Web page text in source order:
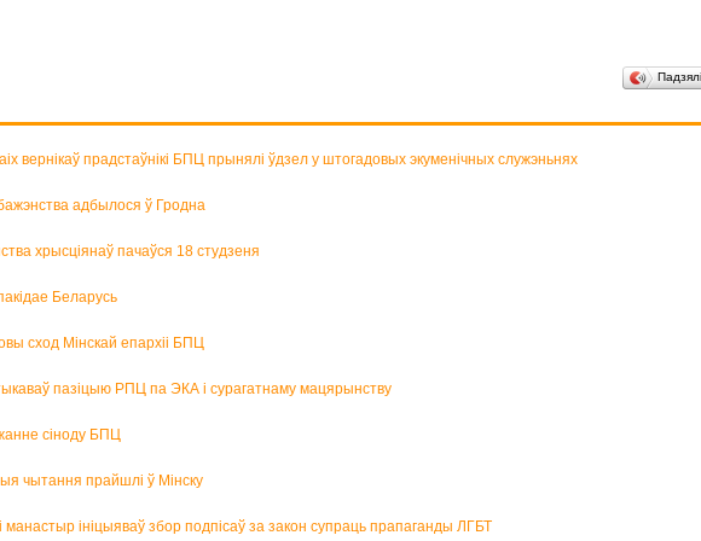
вернікаў прадстаўнікі БПЦ прынялі ўдзел у штогадовых экуменічных служэньнях
адбылося ў Гродна
хрысціянаў пачаўся 18 студзеня
Беларусь
сход Мінскай епархіі БПЦ
пазіцыю РПЦ па ЭКА і сурагатнаму мацярынству
сіноду БПЦ
чытання прайшлі ў Мінску
манастыр ініцыяваў збор подпісаў за закон супраць прапаганды ЛГБТ